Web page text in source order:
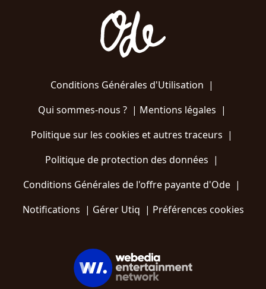
Conditions Générales d'Utilisation |
Qui sommes-nous ?| Mentions légales |
Politique sur les cookies et autres traceurs |
Politique de protection des données |
Conditions Générales de l'offre payante d'Ode |
Notifications | Gérer Utiq | Préférences cookies